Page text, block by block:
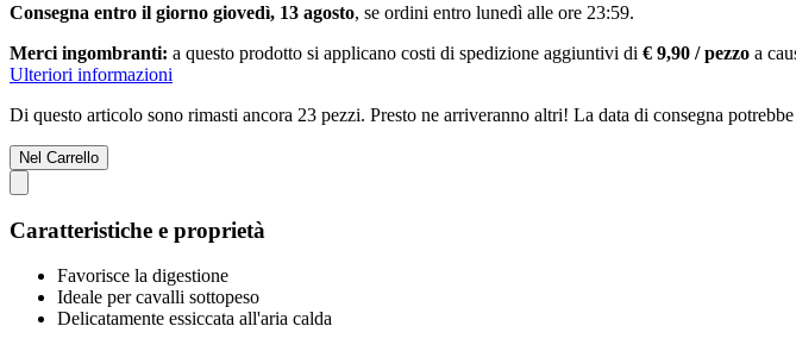
Consegna entro il giorno giovedì, 13 agosto, se ordini entro lunedì alle ore 23:59.
Merci ingombranti: a questo prodotto si applicano costi di spedizione aggiuntivi di € 9,90 / pezzo a
Ulteriori informazioni
Di questo articolo sono rimasti ancora 23 pezzi. Presto ne arriveranno altri! La data di consegna
Nel Carrello
Caratteristiche e proprietà
Favorisce la digestione
Ideale per cavalli sottopeso
Delicatamente essiccata all'aria calda